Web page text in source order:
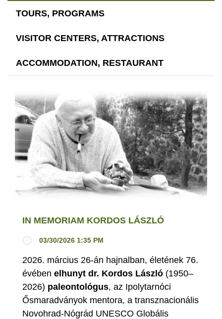
TOURS, PROGRAMS
VISITOR CENTERS, ATTRACTIONS
ACCOMMODATION, RESTAURANT
IN MEMORIAM KORDOS LÁSZLÓ
03/30/2026 1:35 PM
2026. március 26-án hajnalban, életének 76.
évében elhunyt dr. Kordos László (1950–
2026) paleontológus, az Ipolytarnóci
Ősmaradványok mentora, a transznacionális
Novohrad-Nógrád UNESCO Globális